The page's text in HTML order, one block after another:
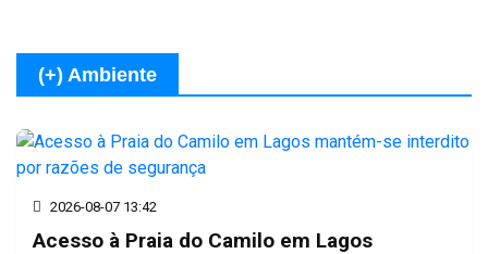
(+) Ambiente
2026-08-07 13:42
Acesso à Praia do Camilo em Lagos